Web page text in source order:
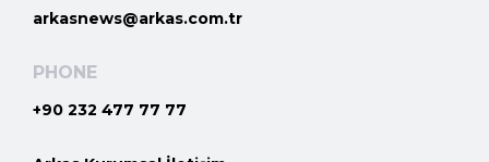
arkasnews@arkas.com.tr
PHONE
+90 232 477 77 77